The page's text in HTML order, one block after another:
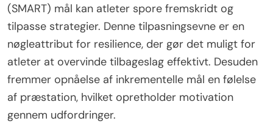
(SMART) mål kan atleter spore fremskridt og
tilpasse strategier. Denne tilpasningsevne er en
nøgleattribut for resilience, der gør det muligt for
atleter at overvinde tilbageslag effektivt. Desuden
fremmer opnåelse af inkrementelle mål en følelse
af præstation, hvilket opretholder motivation
gennem udfordringer.